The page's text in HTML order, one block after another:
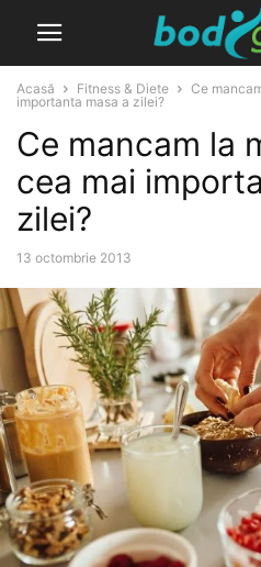
Acasă Fitness & Diete
Ce
importanta masa a zilei?
Ce mancam la
cea mai
zilei?
13 octombrie 2013